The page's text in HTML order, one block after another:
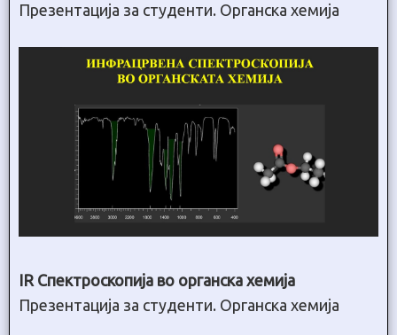
Презентација за студенти. Органска хемија
IR Спектроскопија во органска хемија
Презентација за студенти. Органска хемија